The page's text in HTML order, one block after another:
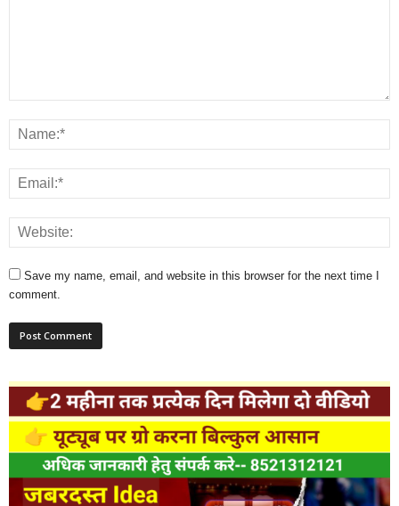
Save my name, email, and website in this browser for the next time I
comment.